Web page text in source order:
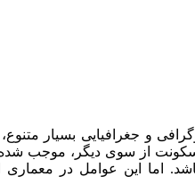
و جغرافیایی بسیار متنوع،
از سوی دیگر، موجب شده
اما این عوامل در معماری